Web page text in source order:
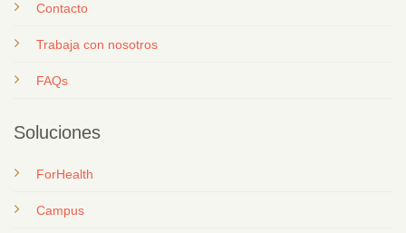
Contacto
Trabaja con nosotros
FAQs
Soluciones
ForHealth
Campus